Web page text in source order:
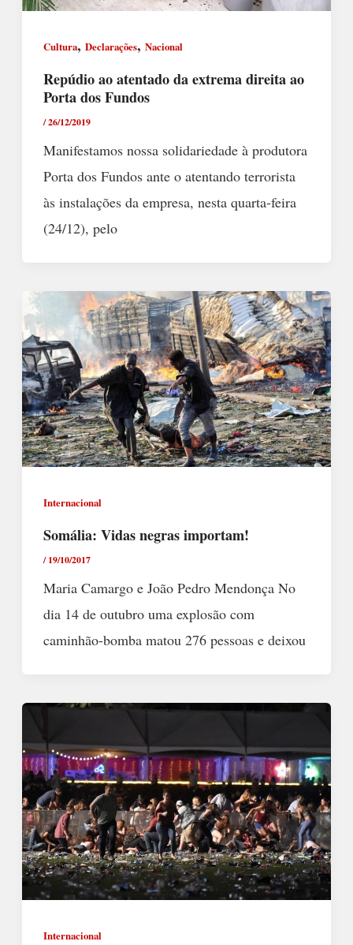
Cultura, Declarações, Nacional
Repúdio ao atentado da extrema direita ao
Porta dos Fundos
/26/12/2019
Manifestamos nossa solidariedade à produtora
Porta dos Fundos ante o atentando terrorista
às instalações da empresa, nesta quarta-feira
(24/12), pelo
Internacional
Somália: Vidas negras importam!
/19/10/2017
Maria Camargo e João Pedro Mendonça No
dia 14 de outubro uma explosão com
caminhão-bomba matou 276 pessoas e deixou
Internacional